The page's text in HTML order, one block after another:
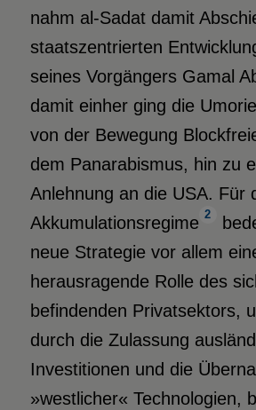
nahm al-Sadat damit
staatszentrierten
seines Vorgängers Gamal
damit einher ging die
von der Bewegung
dem Panarabismus, hin zu
Anlehnung an die USA. Für
Akkumulationsregime 2
neue Strategie vor allem
herausragende Rolle des
befindenden Privatsektors,
durch die Zulassung
Investitionen und die
»westlicher« Technologien,